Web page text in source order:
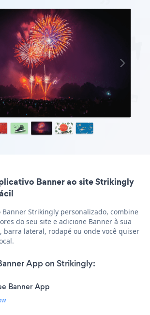
Banner ao site Strikingly
Banner Strikingly personalizado, combine
do seu site e adicione Banner à sua
barra lateral, rodapé ou onde você quiser
App on Strikingly:
Banner App